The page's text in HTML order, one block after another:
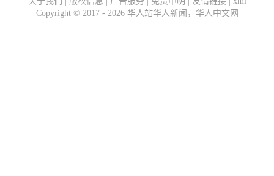
Copyright © 2017 - 2026 华人站华人新闻，华人中文网